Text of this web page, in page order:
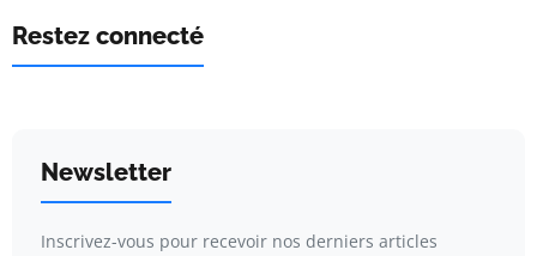
Restez connecté
Newsletter
Inscrivez-vous pour recevoir nos derniers articles